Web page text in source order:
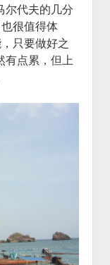
尔代夫的几分
很值得体
只要做好之
有点累，但上